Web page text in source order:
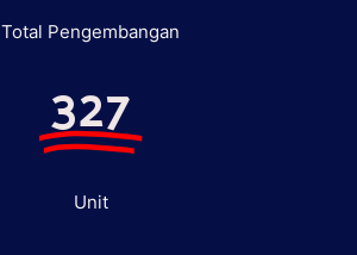
Total Pengembangan
327
Unit